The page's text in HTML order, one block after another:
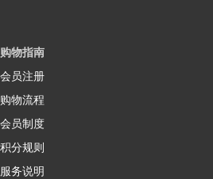
购物指南
会员注册
购物流程
会员制度
积分规则
服务说明